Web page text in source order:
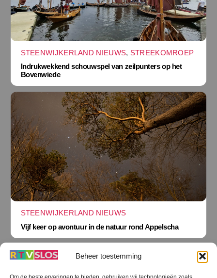
Beheer toestemming
STEENWIJKERLAND NIEUWS, STREEKOMROEP
Indrukwekkend schouwspel van zeilpunters op het
Bovenwiede
STEENWIJKERLAND NIEUWS
Vijf keer op avontuur in de natuur rond Appelscha